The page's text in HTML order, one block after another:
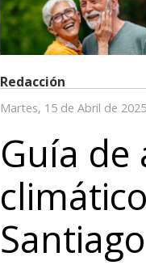
Redacción
Martes, 15 de Abril de 2025
Guía de